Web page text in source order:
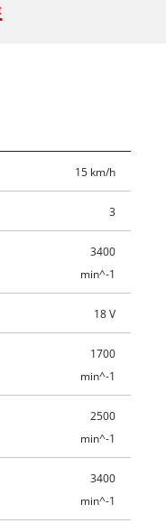
Kun rekisteröit
tukevasti. Lukuisten
on yleiskäyttöistä –
työhuoneesta
voi kääntää
sitä
portaattomia.
mm tuuletinpyörällä
Einhell GC-CF
ilman akkua ja laturia.
15 km/h
3
3400
min^-1
18 V
1700
min^-1
2500
min^-1
3400
min^-1